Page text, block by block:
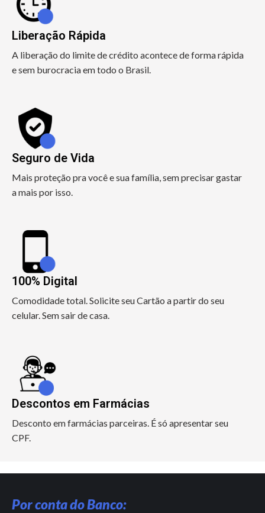
Liberação Rápida
A liberação do limite de crédito acontece de forma rápida
e sem burocracia em todo o Brasil.
Seguro de Vida
Mais proteção pra você e sua família, sem precisar gastar
a mais por isso.
100% Digital
Comodidade total. Solicite seu Cartão a partir do seu
celular. Sem sair de casa.
Descontos em Farmácias
Desconto em farmácias parceiras. É só apresentar seu
CPF.
Por conta do Banco: